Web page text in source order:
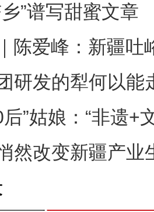
”谱写甜蜜文章
陈爱峰：新疆吐
研发的犁何以能
”姑娘：“非遗+
然改变新疆产业